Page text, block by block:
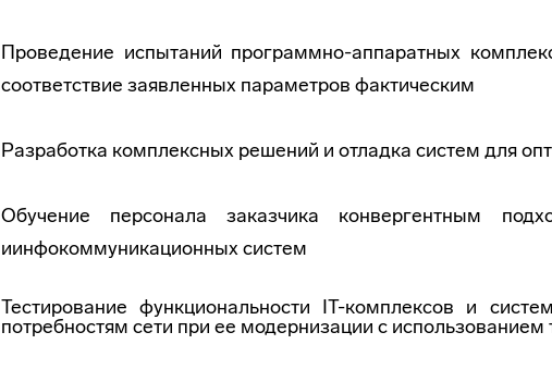
Проведение испытаний программно-аппаратных
соответствие заявленных параметров фактическим
Разработка комплексных решений и отладка систем для
Обучение персонала заказчика конвергентным
иинфокоммуникационных систем
Тестирование функциональности IT-комплексов и
потребностям сети при ее модернизации с использованием